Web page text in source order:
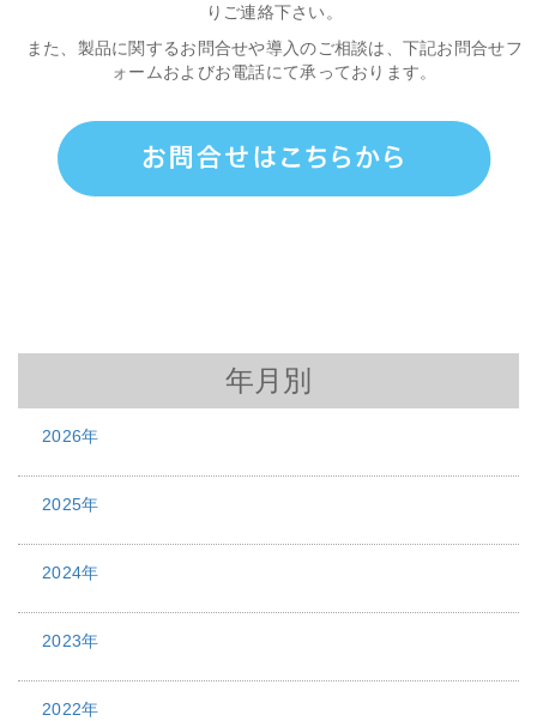
りご連絡下さい。
また、製品に関するお問合せや導入のご相談は、下記お問合せフ
ォームおよびお電話にて承っております。
年月別
2026年
2025年
2024年
2023年
2022年